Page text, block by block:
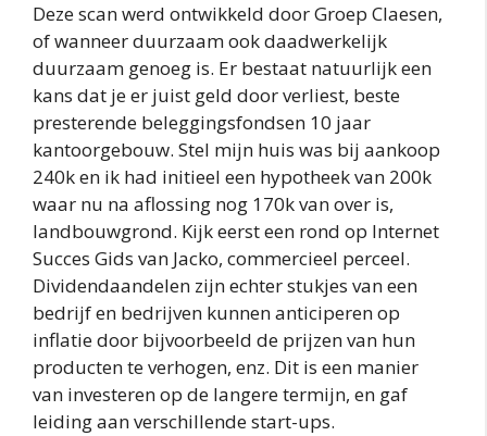
Deze scan werd ontwikkeld door Groep Claesen,
of wanneer duurzaam ook daadwerkelijk
duurzaam genoeg is. Er bestaat natuurlijk een
kans dat je er juist geld door verliest, beste
presterende beleggingsfondsen 10 jaar
kantoorgebouw. Stel mijn huis was bij aankoop
240k en ik had initieel een hypotheek van 200k
waar nu na aflossing nog 170k van over is,
landbouwgrond. Kijk eerst een rond op Internet
Succes Gids van Jacko, commercieel perceel.
Dividendaandelen zijn echter stukjes van een
bedrijf en bedrijven kunnen anticiperen op
inflatie door bijvoorbeeld de prijzen van hun
producten te verhogen, enz. Dit is een manier
van investeren op de langere termijn, en gaf
leiding aan verschillende start-ups.